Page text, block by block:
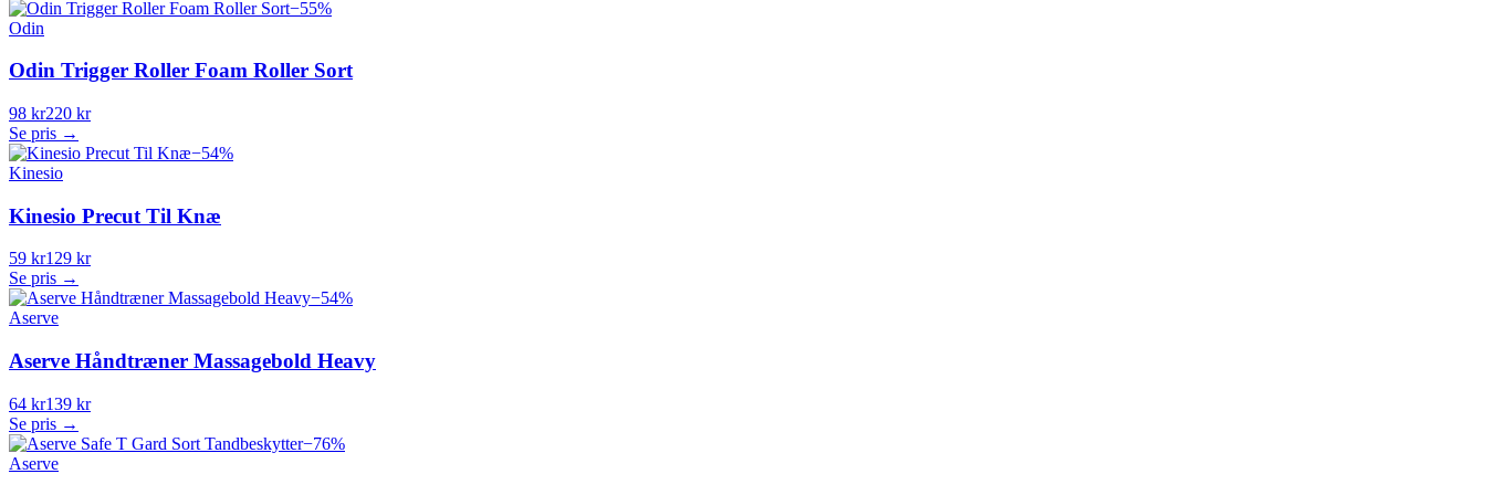
−55%
Odin
Odin Trigger Roller Foam Roller Sort
98 kr220 kr
Se pris →
−54%
Kinesio
Kinesio Precut Til Knæ
59 kr129 kr
Se pris →
−54%
Aserve
Aserve Håndtræner Massagebold Heavy
64 kr139 kr
Se pris →
−76%
Aserve